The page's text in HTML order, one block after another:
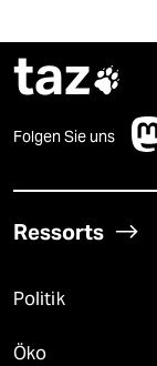
taz
Folgen Sie uns
Ressorts
Politik
Öko